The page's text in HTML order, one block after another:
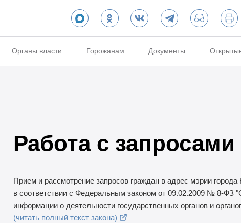
Органы власти Горожанам Документы
Работа с
Прием и рассмотрение запросов граждан в адрес мэрии
в соответствии с Федеральным законом от 09.02.2009 № 8-ФЗ
информации о деятельности государственных органов и
(читать полный текст закона)